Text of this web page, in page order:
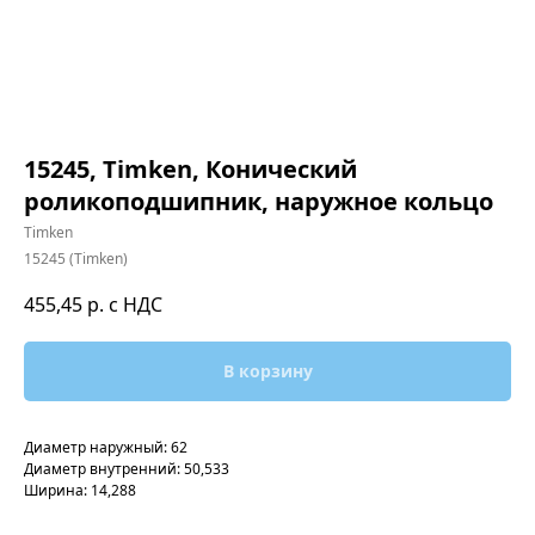
15245, Timken, Конический
роликоподшипник, наружное кольцо
Timken
15245 (Timken)
455,45 р. с НДС
В корзину
Диаметр наружный: 62
Диаметр внутренний: 50,533
Ширина: 14,288